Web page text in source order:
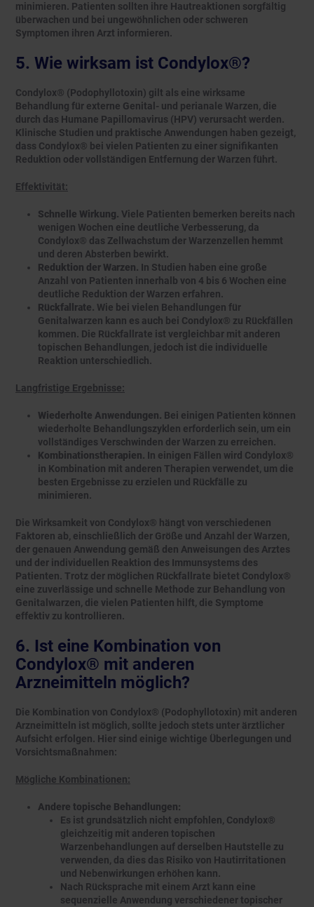
minimieren. Patienten sollten ihre Hautreaktionen sorgfältig
überwachen und bei ungewöhnlichen oder schweren
Symptomen ihren Arzt informieren.
5. Wie wirksam ist Condylox®?
Condylox® (Podophyllotoxin) gilt als eine wirksame
Behandlung für externe Genital- und perianale Warzen, die
durch das Humane Papillomavirus (HPV) verursacht werden.
Klinische Studien und praktische Anwendungen haben gezeigt,
dass Condylox® bei vielen Patienten zu einer signifikanten
Reduktion oder vollständigen Entfernung der Warzen führt.
Effektivität:
Schnelle Wirkung. Viele Patienten bemerken bereits nach
wenigen Wochen eine deutliche Verbesserung, da
Condylox® das Zellwachstum der Warzenzellen hemmt
und deren Absterben bewirkt.
Reduktion der Warzen. In Studien haben eine große
Anzahl von Patienten innerhalb von 4 bis 6 Wochen eine
deutliche Reduktion der Warzen erfahren.
Rückfallrate. Wie bei vielen Behandlungen für
Genitalwarzen kann es auch bei Condylox® zu Rückfällen
kommen. Die Rückfallrate ist vergleichbar mit anderen
topischen Behandlungen, jedoch ist die individuelle
Reaktion unterschiedlich.
Langfristige Ergebnisse:
Wiederholte Anwendungen. Bei einigen Patienten können
wiederholte Behandlungszyklen erforderlich sein, um ein
vollständiges Verschwinden der Warzen zu erreichen.
Kombinationstherapien. In einigen Fällen wird Condylox®
in Kombination mit anderen Therapien verwendet, um die
besten Ergebnisse zu erzielen und Rückfälle zu
minimieren.
Die Wirksamkeit von Condylox® hängt von verschiedenen
Faktoren ab, einschließlich der Größe und Anzahl der Warzen,
der genauen Anwendung gemäß den Anweisungen des Arztes
und der individuellen Reaktion des Immunsystems des
Patienten. Trotz der möglichen Rückfallrate bietet Condylox®
eine zuverlässige und schnelle Methode zur Behandlung von
Genitalwarzen, die vielen Patienten hilft, die Symptome
effektiv zu kontrollieren.
6. Ist eine Kombination von
Condylox® mit anderen
Arzneimitteln möglich?
Die Kombination von Condylox® (Podophyllotoxin) mit anderen
Arzneimitteln ist möglich, sollte jedoch stets unter ärztlicher
Aufsicht erfolgen. Hier sind einige wichtige Überlegungen und
Vorsichtsmaßnahmen:
Mögliche Kombinationen:
Andere topische Behandlungen:
Es ist grundsätzlich nicht empfohlen, Condylox®
gleichzeitig mit anderen topischen
Warzenbehandlungen auf derselben Hautstelle zu
verwenden, da dies das Risiko von Hautirritationen
und Nebenwirkungen erhöhen kann.
Nach Rücksprache mit einem Arzt kann eine
sequenzielle Anwendung verschiedener topischer